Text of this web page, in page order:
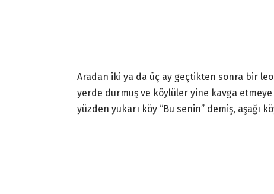
Aradan iki ya da üç ay geçtikten sonra bir
yerde durmuş ve köylüler yine kavga
yüzden yukarı köy “Bu senin” demiş, aşağı